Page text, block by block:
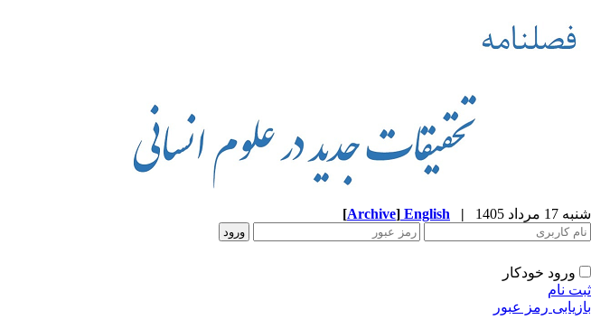
شنبه 17 مرداد 1405 |
English
[Archive]
ورود خودکار
ثبت نام
بازیابی رمز عبور